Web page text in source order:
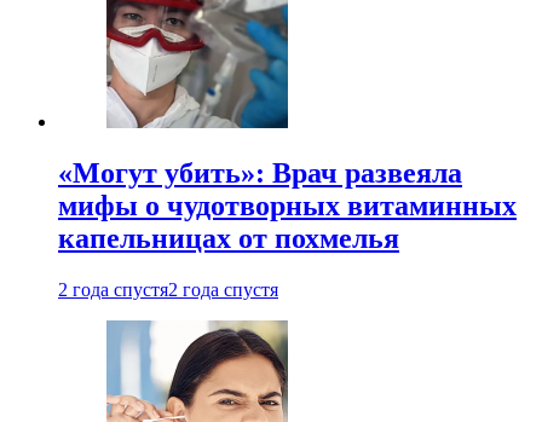
«Могут убить»: Врач развеяла
мифы о чудотворных витаминных
капельницах от похмелья
2 года спустя2 года спустя